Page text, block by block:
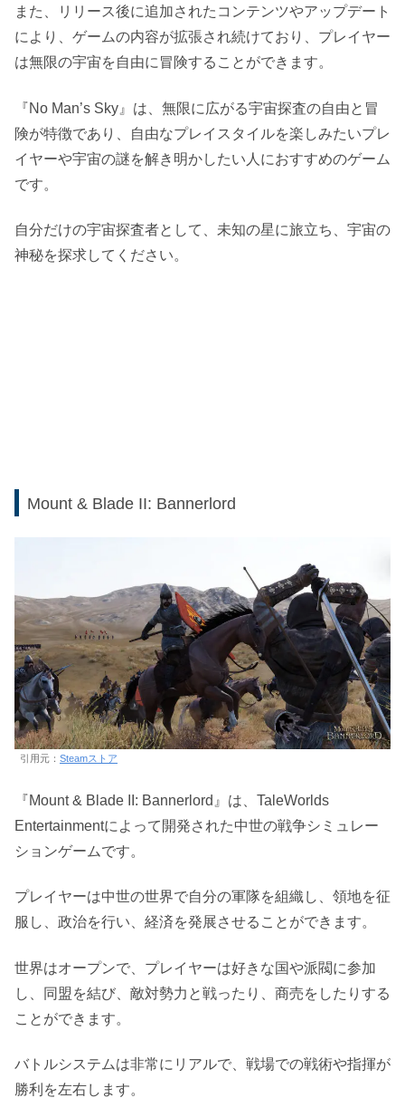
また、リリース後に追加されたコンテンツやアップデート
により、ゲームの内容が拡張され続けており、プレイヤー
は無限の宇宙を自由に冒険することができます。
『No Man’s Sky』は、無限に広がる宇宙探査の自由と冒
険が特徴であり、自由なプレイスタイルを楽しみたいプレ
イヤーや宇宙の謎を解き明かしたい人におすすめのゲーム
です。
自分だけの宇宙探査者として、未知の星に旅立ち、宇宙の
神秘を探求してください。
Mount & Blade II: Bannerlord
引用元： Steamストア
『Mount & Blade II: Bannerlord』は、TaleWorlds
Entertainmentによって開発された中世の戦争シミュレー
ションゲームです。
プレイヤーは中世の世界で自分の軍隊を組織し、領地を征
服し、政治を行い、経済を発展させることができます。
世界はオープンで、プレイヤーは好きな国や派閥に参加
し、同盟を結び、敵対勢力と戦ったり、商売をしたりする
ことができます。
バトルシステムは非常にリアルで、戦場での戦術や指揮が
勝利を左右します。